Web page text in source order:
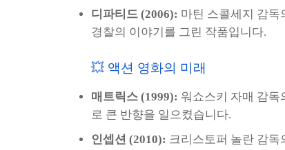
디파티드 (2006): 마틴 스콜세지 감독
경찰의 이야기를 그린 작품입니다.
💥 액션 영화의 미래
매트릭스 (1999): 워쇼스키 자매 감독
로 큰 반향을 일으켰습니다.
인셉션 (2010): 크리스토퍼 놀란 감독